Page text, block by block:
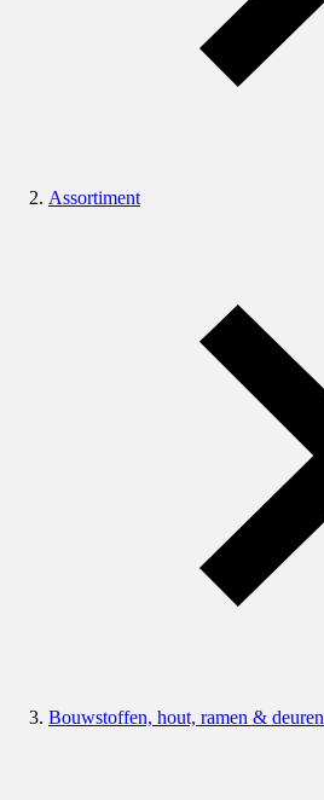
Assortiment
Bouwstoffen, hout, ramen & deuren